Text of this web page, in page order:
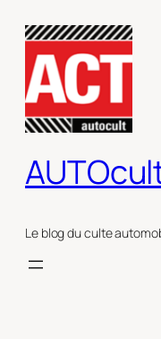
contenu
Le blog du culte